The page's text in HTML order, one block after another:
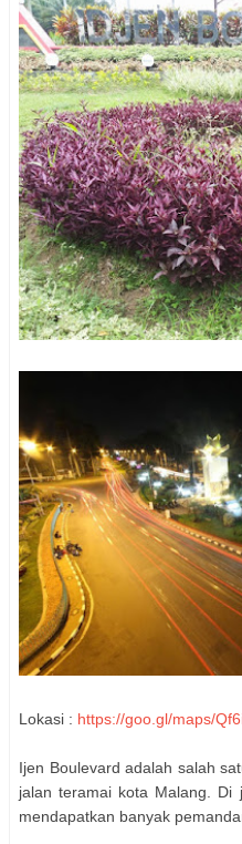
Lokasi : https://goo.gl/maps/
Ijen Boulevard adalah salah
jalan teramai kota Malang. Di
mendapatkan banyak